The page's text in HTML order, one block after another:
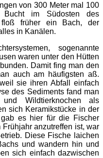
von 300 Meter mal 100
im Südosten des
früher ein Bach, der
in Kanälen.
sogenannte
waren unter den Hütten
Damit fing man den
auch am häufigsten aß.
sie ihren Abfall einfach
des Sediments fand man
Wildtierknochen als
sich Keramikstücke in der
gab es hier für die Fischer
anzutreffen ist, war
Diese Fische laichen
und wandern hin und
sich einfach dazwischen